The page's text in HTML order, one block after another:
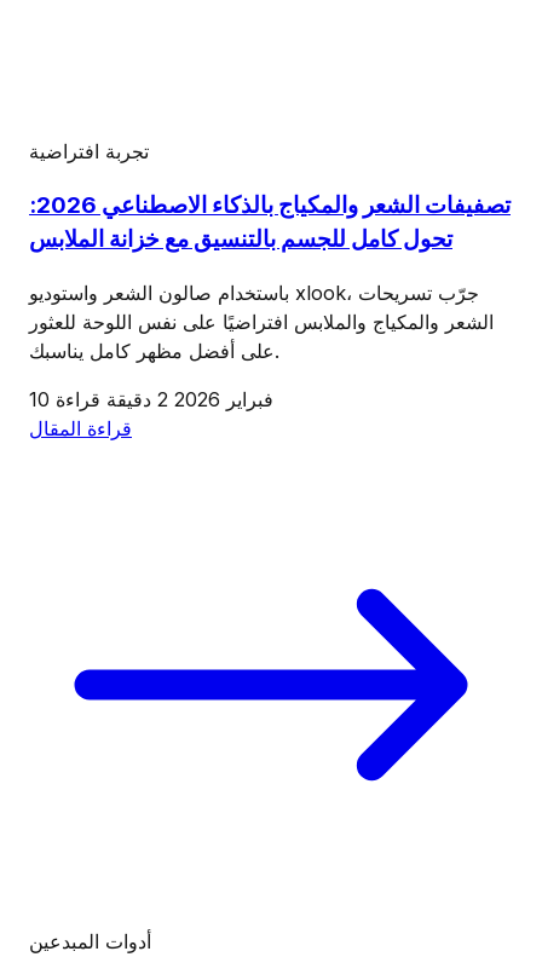
تجربة افتراضية
تصفيفات الشعر والمكياج بالذكاء الاصطناعي 2026:
تحول كامل للجسم بالتنسيق مع خزانة الملابس
باستخدام صالون الشعر واستوديو xlook، جرّب تسريحات
الشعر والمكياج والملابس افتراضيًا على نفس اللوحة للعثور
على أفضل مظهر كامل يناسبك.
10 فبراير 2026
2 دقيقة قراءة
قراءة المقال
أدوات المبدعين